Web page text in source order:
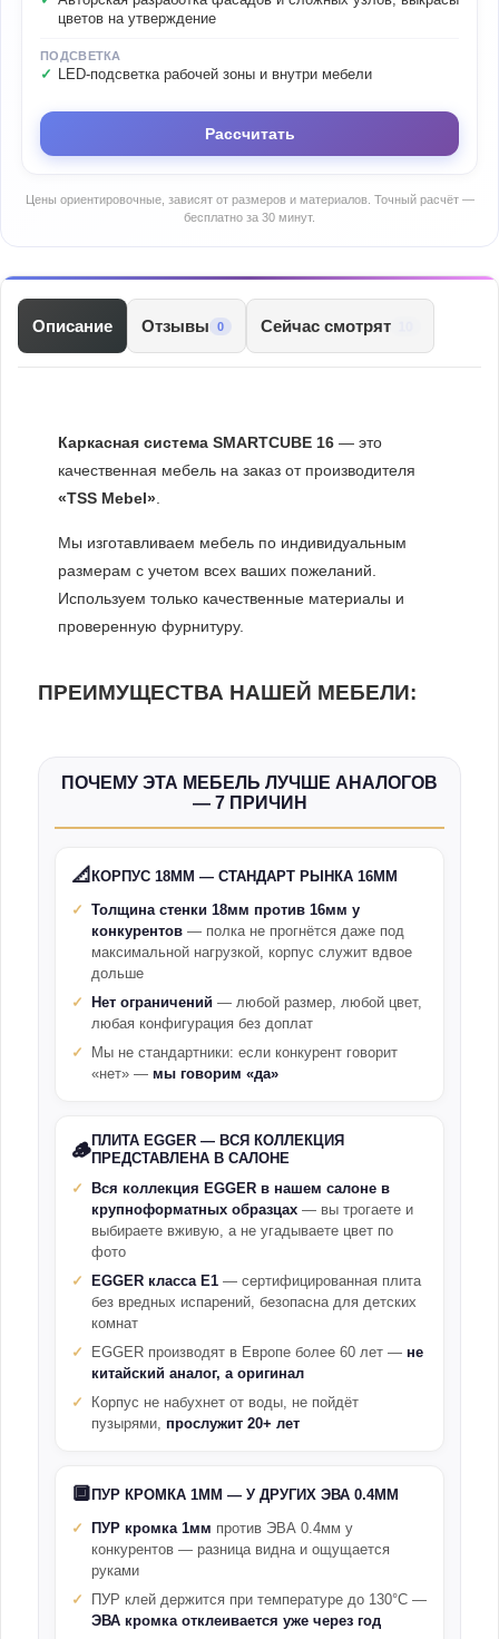
цветов на утверждение
ПОДСВЕТКА
LED-подсветка рабочей зоны и внутри мебели
Рассчитать
Цены ориентировочные, зависят от размеров и материалов. Точный расчёт —
бесплатно за 30 минут.
Описание Отзывы 0 Сейчас смотрят
Каркасная система SMARTCUBE 16 — это
качественная мебель на заказ от производителя
«TSS Mebel»
Мы изготавливаем мебель по индивидуальным
размерам с учетом всех ваших пожеланий.
Используем только качественные материалы и
проверенную фурнитуру.
ПРЕИМУЩЕСТВА НАШЕЙ МЕБЕЛИ:
ПОЧЕМУ ЭТА МЕБЕЛЬ ЛУЧШЕ АНАЛОГОВ
— 7 ПРИЧИН
📐 КОРПУС 18ММ — СТАНДАРТ РЫНКА 16ММ
Толщина стенки 18мм против 16мм у
конкурентов — полка не прогнётся даже под
максимальной нагрузкой, корпус служит вдвое
дольше
Нет ограничений — любой размер, любой цвет,
любая конфигурация без доплат
Мы не стандартники: если конкурент говорит
«нет» — мы говорим «да»
🪵ПЛИТА EGGER — ВСЯ КОЛЛЕКЦИЯ
ПРЕДСТАВЛЕНА В САЛОНЕ
Вся коллекция EGGER в нашем салоне в
крупноформатных образцах — вы трогаете и
выбираете вживую, а не угадываете цвет по
фото
EGGER класса E1 — сертифицированная плита
без вредных испарений, безопасна для детских
комнат
EGGER производят в Европе более 60 лет — не
китайский аналог, а оригинал
Корпус не набухнет от воды, не пойдёт
пузырями, прослужит 20+ лет
🔲ПУР КРОМКА 1ММ — У ДРУГИХ ЭВА 0.4ММ
ПУР кромка 1мм против ЭВА 0.4мм у
конкурентов — разница видна и ощущается
руками
ПУР клей держится при температуре до 130°С —
ЭВА кромка отклеивается уже через год